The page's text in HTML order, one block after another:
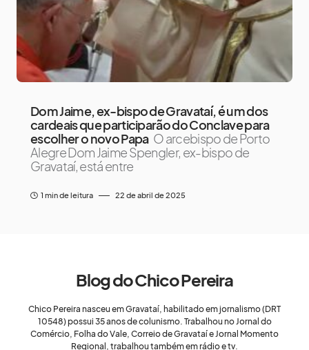
Dom Jaime, ex-bispo de Gravataí, é um dos
cardeais que participarão do Conclave para
escolher o novo Papa O arcebispo de Porto
Alegre Dom Jaime Spengler, ex-bispo de
Gravataí, está entre
1 min de leitura 22 de abril de 2025
Blog do Chico Pereira
Chico Pereira nasceu em Gravataí, habilitado em jornalismo (DRT
10548) possui 35 anos de colunismo. Trabalhou no Jornal do
Comércio, Folha do Vale, Correio de Gravataí e Jornal Momento
Regional, trabalhou também em rádio e tv.